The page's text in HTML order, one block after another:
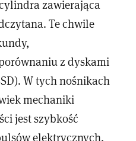
zawierająca
Te chwile
z dyskami
W tych nośnikach
mechaniki
jest szybkość
elektrycznych.